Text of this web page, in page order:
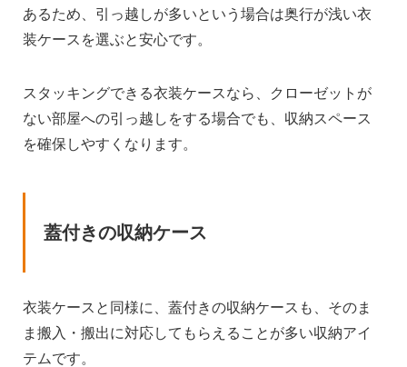
あるため、引っ越しが多いという場合は奥行が浅い衣
装ケースを選ぶと安心です。
スタッキングできる衣装ケースなら、クローゼットが
ない部屋への引っ越しをする場合でも、収納スペース
を確保しやすくなります。
蓋付きの収納ケース
衣装ケースと同様に、蓋付きの収納ケースも、そのま
ま搬入・搬出に対応してもらえることが多い収納アイ
テムです。